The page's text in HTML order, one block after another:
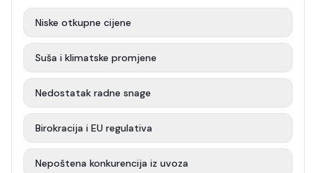
Niske otkupne cijene
Suša i klimatske promjene
Nedostatak radne snage
Birokracija i EU regulativa
Nepoštena konkurencija iz uvoza